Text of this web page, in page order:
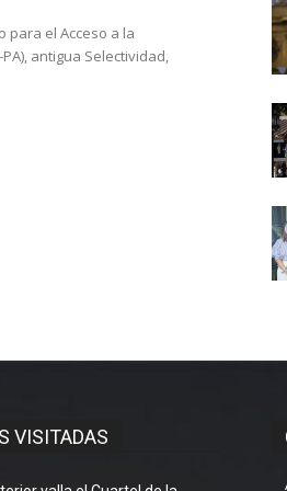
para el Acceso a la
antigua Selectividad,
VISITADAS